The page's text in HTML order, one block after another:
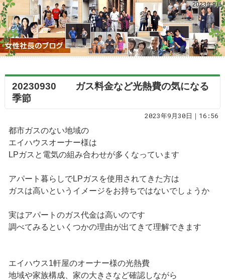
2023年9月
20230930 ガス料金など光熱費の気になる
季節
2023年9月30日｜16:56
都市ガスのない地域の
エイハウスオーナー様は
LPガスと電気の組み合わせが多くなっています
アパート暮らしでLPガスを使用されてきた方は
ガスは高いというイメージをお持ちではないでしょうか
実はアパートのガス代金は高いのです
調べてみるといくつかの理由が出てきて理解できます
エイハウス1軒屋のオーナー様の光熱費
地域や家族構成、家の大きさなど確認しながら